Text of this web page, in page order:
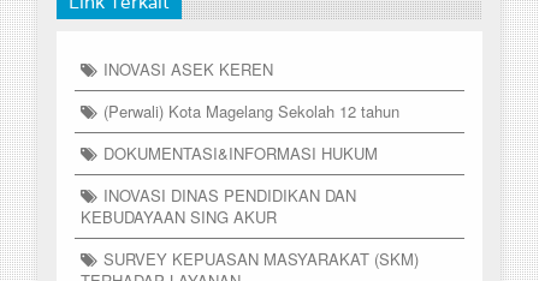
INOVASI ASEK KEREN
(Perwali) Kota Magelang Sekolah 12 tahun
DOKUMENTASI&INFORMASI HUKUM
INOVASI DINAS PENDIDIKAN DAN
KEBUDAYAAN SING AKUR
SURVEY KEPUASAN MASYARAKAT (SKM)